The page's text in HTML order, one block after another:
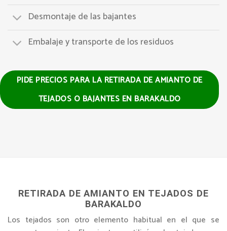
Desmontaje de las bajantes
Embalaje y transporte de los residuos
PIDE PRECIOS PARA LA RETIRADA DE AMIANTO DE
TEJADOS O BAJANTES EN BARAKALDO
RETIRADA DE AMIANTO EN TEJADOS DE
BARAKALDO
Los tejados son otro elemento habitual en el que se